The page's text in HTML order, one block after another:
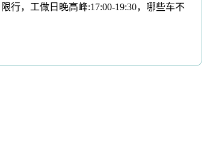
行，工做日晚高峰:17:00-19:30，哪些车不